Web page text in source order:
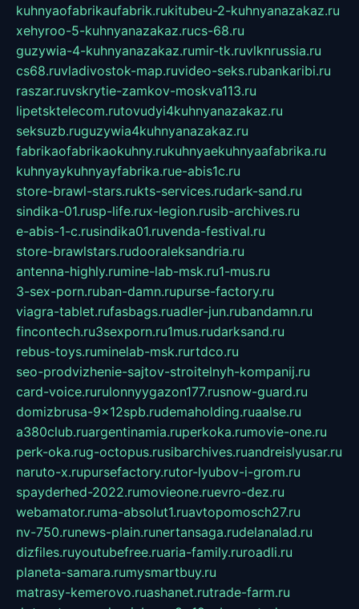
kuhnyaofabrikaufabrik.rukitubeu-2-kuhnyanazakaz.ru
xehyroo-5-kuhnyanazakaz.rucs-68.ru
guzywia-4-kuhnyanazakaz.rumir-tk.ruvlknrussia.ru
cs68.ruvladivostok-map.ruvideo-seks.rubankaribi.ru
raszar.ruvskrytie-zamkov-moskva113.ru
lipetsktelecom.rutovudyi4kuhnyanazakaz.ru
seksuzb.ruguzywia4kuhnyanazakaz.ru
fabrikaofabrikaokuhny.rukuhnyaekuhnyaafabrika.ru
kuhnyaykuhnyayfabrika.rue-abis1c.ru
store-brawl-stars.rukts-services.rudark-sand.ru
sindika-01.rusp-life.rux-legion.rusib-archives.ru
e-abis-1-c.rusindika01.ruvenda-festival.ru
store-brawlstars.rudooraleksandria.ru
antenna-highly.rumine-lab-msk.ru1-mus.ru
3-sex-porn.ruban-damn.rupurse-factory.ru
viagra-tablet.rufasbags.ruadler-jun.rubandamn.ru
fincontech.ru3sexporn.ru1mus.rudarksand.ru
rebus-toys.ruminelab-msk.rurtdco.ru
seo-prodvizhenie-sajtov-stroitelnyh-kompanij.ru
card-voice.rurulonnyygazon177.rusnow-guard.ru
domizbrusa-9x12spb.rudemaholding.ruaalse.ru
a380club.ruargentinamia.ruperkoka.rumovie-one.ru
perk-oka.rug-octopus.rusibarchives.ruandreislyusar.ru
naruto-x.rupursefactory.rutor-lyubov-i-grom.ru
spayderhed-2022.rumovieone.ruevro-dez.ru
webamator.ruma-absolut1.ruavtopomosch27.ru
nv-750.runews-plain.runertansaga.rudelanalad.ru
dizfiles.ruyoutubefree.ruaria-family.ruroadli.ru
planeta-samara.rumysmartbuy.ru
matrasy-kemerovo.ruashanet.rutrade-farm.ru